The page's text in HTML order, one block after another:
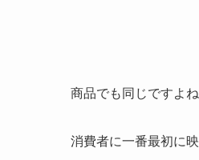
商品でも同じですよね
消費者に一番最初に